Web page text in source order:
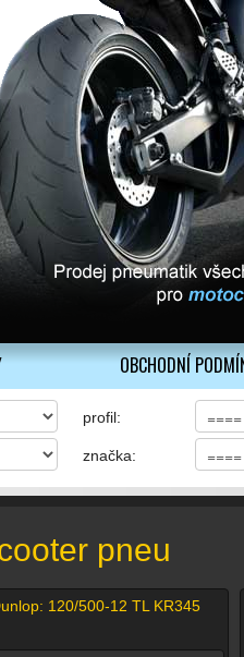
pneu
120/500-12 TL KR345
OBCHODNÍ
profil:
značka: